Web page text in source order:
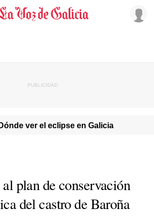
ver el eclipse en Galicia
plan de conservación
del castro de Baroña